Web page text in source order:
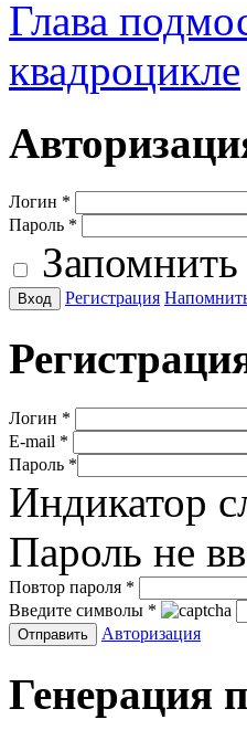
Глава
квадроцикле
Логин *
Пароль *
Запомнить
Регистрация
Логин *
E-mail *
Пароль *
Индикатор
Пароль не
Повтор пароля *
Введите символы *
Авторизация
Генерация